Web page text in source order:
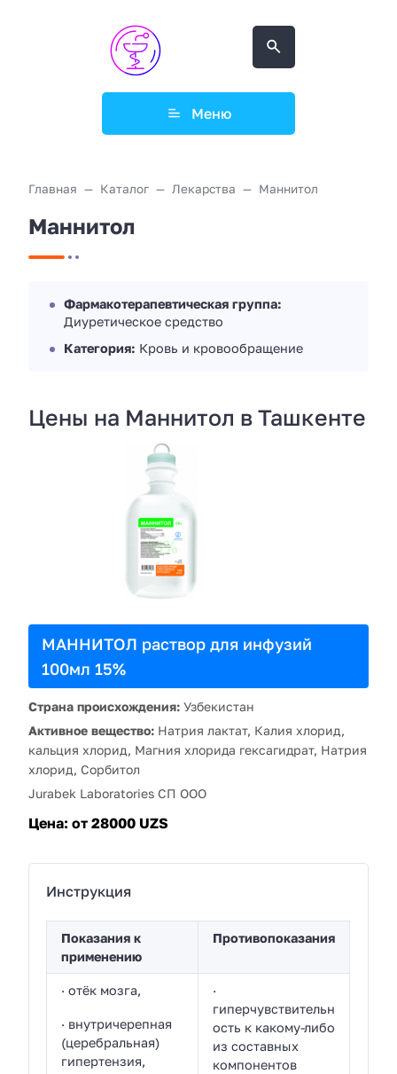
Меню
Главная Каталог Лекарства Маннитол
Маннитол
Фармакотерапевтическая группа:
Диуретическое средство
Категория: Кровь и кровообращение
Цены на Маннитол в Ташкенте
МАННИТОЛ раствор для инфузий
100мл 15%
Страна происхождения: Узбекистан
Активное вещество: Натрия лактат, Калия хлорид,
кальция хлорид, Магния хлорида гексагидрат, Натрия
хлорид, Сорбитол
Jurabek Laboratories СП ООО
Цена: от 28000 UZS
Инструкция
Показания к
применению
Противопоказания
· отёк мозга,
· внутричерепная
(церебральная)
гипертензия,
·
гиперчувствительн
ость к какому-либо
из составных
компонентов